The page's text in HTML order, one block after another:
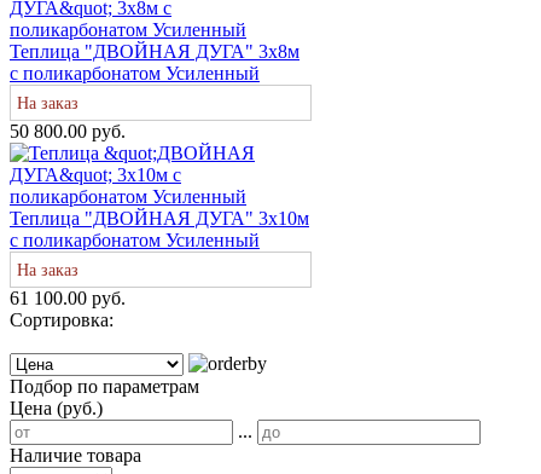
Теплица "ДВОЙНАЯ ДУГА" 3х8м
с поликарбонатом Усиленный
На заказ
50 800.00 руб.
Теплица "ДВОЙНАЯ ДУГА" 3х10м
с поликарбонатом Усиленный
На заказ
61 100.00 руб.
Сортировка:
Подбор по параметрам
Цена (руб.)
...
Наличие товара